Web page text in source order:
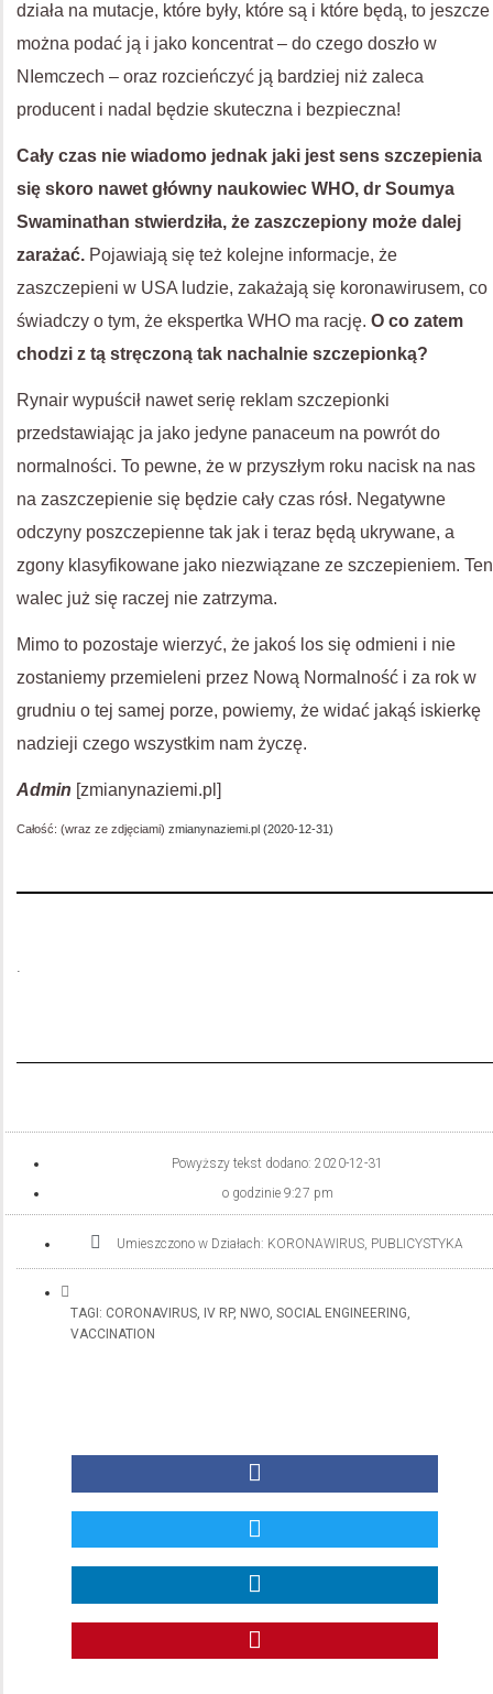
działa na mutacje, które były, które są i które będą, to jeszcze
można podać ją i jako koncentrat – do czego doszło w
NIemczech – oraz rozcieńczyć ją bardziej niż zaleca
producent i nadal będzie skuteczna i bezpieczna!
Cały czas nie wiadomo jednak jaki jest sens szczepienia
się skoro nawet główny naukowiec WHO, dr Soumya
Swaminathan stwierdziła, że zaszczepiony może dalej
zarażać. Pojawiają się też kolejne informacje, że
zaszczepieni w USA ludzie, zakażają się koronawirusem, co
świadczy o tym, że ekspertka WHO ma rację. O co zatem
chodzi z tą stręczoną tak nachalnie szczepionką?
Rynair wypuścił nawet serię reklam szczepionki
przedstawiając ja jako jedyne panaceum na powrót do
normalności. To pewne, że w przyszłym roku nacisk na nas
na zaszczepienie się będzie cały czas rósł. Negatywne
odczyny poszczepienne tak jak i teraz będą ukrywane, a
zgony klasyfikowane jako niezwiązane ze szczepieniem. Ten
walec już się raczej nie zatrzyma.
Mimo to pozostaje wierzyć, że jakoś los się odmieni i nie
zostaniemy przemieleni przez Nową Normalność i za rok w
grudniu o tej samej porze, powiemy, że widać jakąś iskierkę
nadzieji czego wszystkim nam życzę.
Admin [zmianynaziemi.pl]
Całość: (wraz ze zdjęciami) zmianynaziemi.pl (2020-12-31)
.
Powyższy tekst dodano: 2020-12-31
o godzinie 9:27 pm
Umieszczono w Działach: KORONAWIRUS, PUBLICYSTYKA
TAGI: CORONAVIRUS, IV RP, NWO, SOCIAL ENGINEERING,
VACCINATION